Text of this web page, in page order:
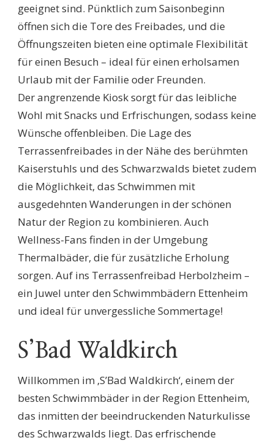
geeignet sind. Pünktlich zum Saisonbeginn
öffnen sich die Tore des Freibades, und die
Öffnungszeiten bieten eine optimale Flexibilität
für einen Besuch – ideal für einen erholsamen
Urlaub mit der Familie oder Freunden.
Der angrenzende Kiosk sorgt für das leibliche
Wohl mit Snacks und Erfrischungen, sodass keine
Wünsche offenbleiben. Die Lage des
Terrassenfreibades in der Nähe des berühmten
Kaiserstuhls und des Schwarzwalds bietet zudem
die Möglichkeit, das Schwimmen mit
ausgedehnten Wanderungen in der schönen
Natur der Region zu kombinieren. Auch
Wellness-Fans finden in der Umgebung
Thermalbäder, die für zusätzliche Erholung
sorgen. Auf ins Terrassenfreibad Herbolzheim –
ein Juwel unter den Schwimmbädern Ettenheim
und ideal für unvergessliche Sommertage!
S’Bad Waldkirch
Willkommen im ‚S’Bad Waldkirch‘, einem der
besten Schwimmbäder in der Region Ettenheim,
das inmitten der beeindruckenden Naturkulisse
des Schwarzwalds liegt. Das erfrischende